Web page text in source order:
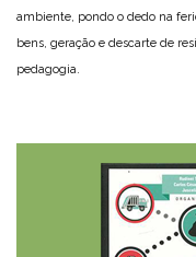
ambiente, pondo o dedo na
bens, geração e descarte de
pedagogia.